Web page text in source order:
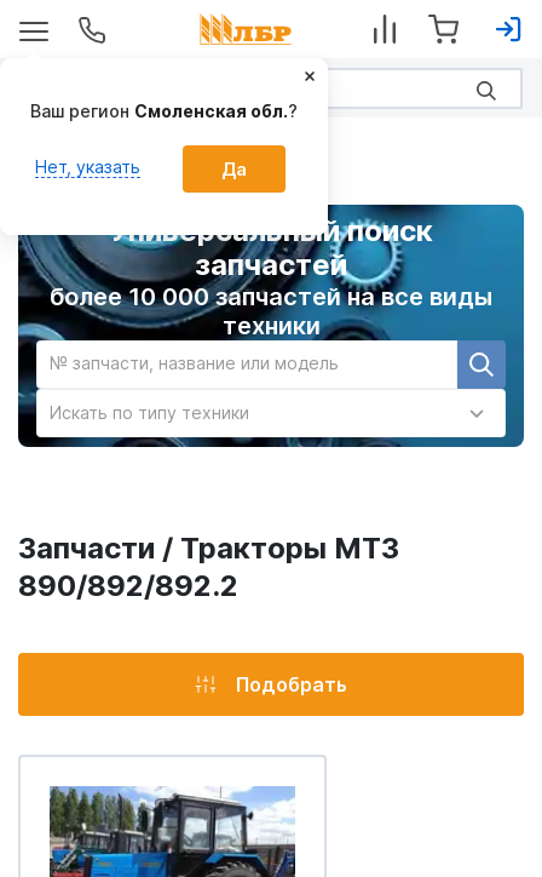
Универсальный поиск
запчастей
более 10 000 запчастей на все виды
техники
№ запчасти, название или модель
Искать по типу техники
Запчасти / Тракторы МТЗ
890/892/892.2
Подобрать
Ваш регион Смоленская обл.?
Нет, указать Да